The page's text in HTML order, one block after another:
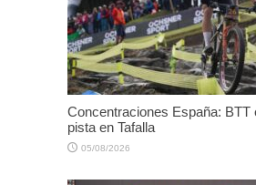
Concentraciones España: BTT
pista en Tafalla
05/08/2026